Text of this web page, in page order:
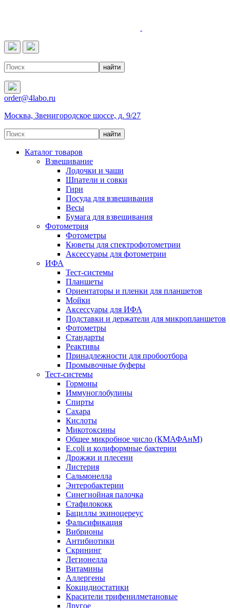
order@4labo.ru
Москва, Звенигородское шоссе, д. 9/27
Каталог товаров
Взвешивание
Лодочки и чаши
Шпатели и совки
Гири
Посуда для взвешивания
Весы
Бумага для взвешивания
Фотометрия
Фотометры
Кюветы для спектрофотометрии
Аксессуары для фотометрии
ИФА
Тест-системы
Планшеты
Ориентаторы и пленки для планшетов
Мойки
Аксессуары для ИФА
Подставки и держатели для микропланшетов
Фотометры
Стандарты
Реактивы
Принадлежности для пробоотбора
Промывочные буферы
Тест-системы
Гормоны
Иммуноглобулины
Спирты
Сахара
Кислоты
Микотоксины
Общее микробное число (КМАФАнМ)
E.coli и колиформные бактерии
Дрожжи и плесени
Листерия
Сальмонелла
Энтеробактерии
Синегнойная палочка
Стафилококк
Бациллы эхиноцереус
Фальсификация
Вибрионы
Антибиотики
Скрининг
Легионелла
Витамины
Аллергены
Кокцидиостатики
Красители трифенилметановые
Другое